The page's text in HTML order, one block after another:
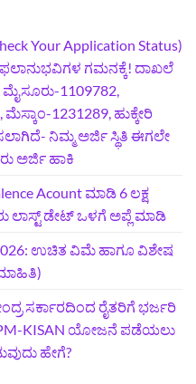
Your Application Status)
ಫಲಾನುಭವಿಗಳ ಗಮನಕ್ಕೆ! ದಾಖಲೆ
ಮೈಸೂರು-1109782,
1231289, ಹುಕ್ಕೇರಿ
ನಿಮ್ಮ ಅರ್ಜಿ ಸ್ಥಿತಿ ಈಗಲೇ
ಅರ್ಜಿ ಹಾಕಿ
Acount ಮಾಡಿ 6 ಲಕ್ಷ
ಲಾಸ್ಟ್‌ ಡೇಟ್‌ ಒಳಗೆ ಅಪ್ಲೆ ಮಾಡಿ
2026: ಉಚಿತ ವಿಮೆ ಹಾಗೂ ವಿಶೇಷ
ಸರ್ಕಾರದಿಂದ ರೈತರಿಗೆ ಭರ್ಜರಿ
PM-KISAN ಯೋಜನೆ ಪಡೆಯಲು
ಹೇಗೆ?